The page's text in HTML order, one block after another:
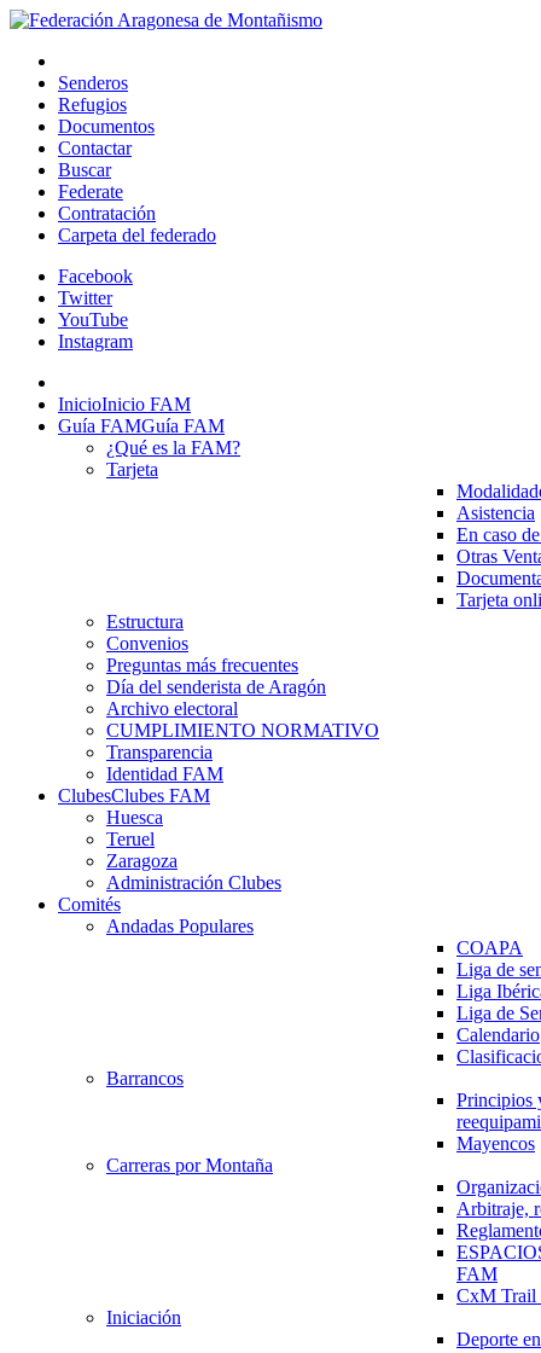
Senderos
Refugios
Documentos
Contactar
Buscar
Federate
Contratación
Carpeta del federado
Facebook
Twitter
YouTube
Instagram
InicioInicio FAM
Guía FAMGuía FAM
¿Qué es la FAM?
Tarjeta
Asistencia
En caso
Otras
Tarjeta
Estructura
Convenios
Preguntas más frecuentes
Día del senderista de Aragón
Archivo electoral
CUMPLIMIENTO NORMATIVO
Transparencia
Identidad FAM
ClubesClubes FAM
Huesca
Teruel
Zaragoza
Administración Clubes
Comités
Andadas Populares
COAPA
Liga de
Liga
Liga de
Calendario
Barrancos
Principios
Mayencos
Carreras por Montaña
Arbitraje,
FAM
CxM
Iniciación
Deporte